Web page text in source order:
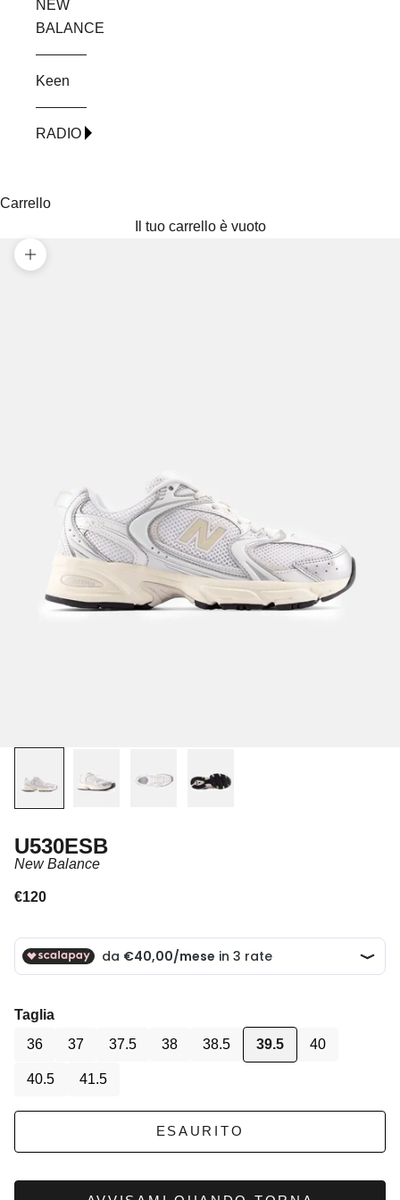
NEW
BALANCE
Keen
RADIO
Carrello
Il tuo carrello è vuoto
Ingrandisci immagine
U530ESB
New Balance
Prezzo scontato
€120
Taglia
36
37 37.5 38 38.5 39.5 40
40.5 41.5
ESAURITO